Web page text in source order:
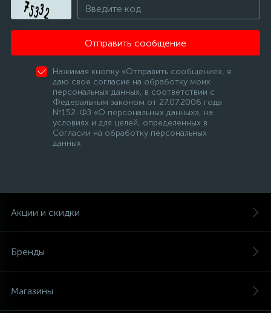
Отправить сообщение
Нажимая кнопку «Отправить сообщение», я
даю свое согласие на обработку моих
персональных данных, в соответствии с
Федеральным законом от 27.07.2006 года
№152-ФЗ «О персональных данных», на
условиях и для целей, определенных в
Согласии на обработку персональных
данных
Акции и скидки
Бренды
Магазины